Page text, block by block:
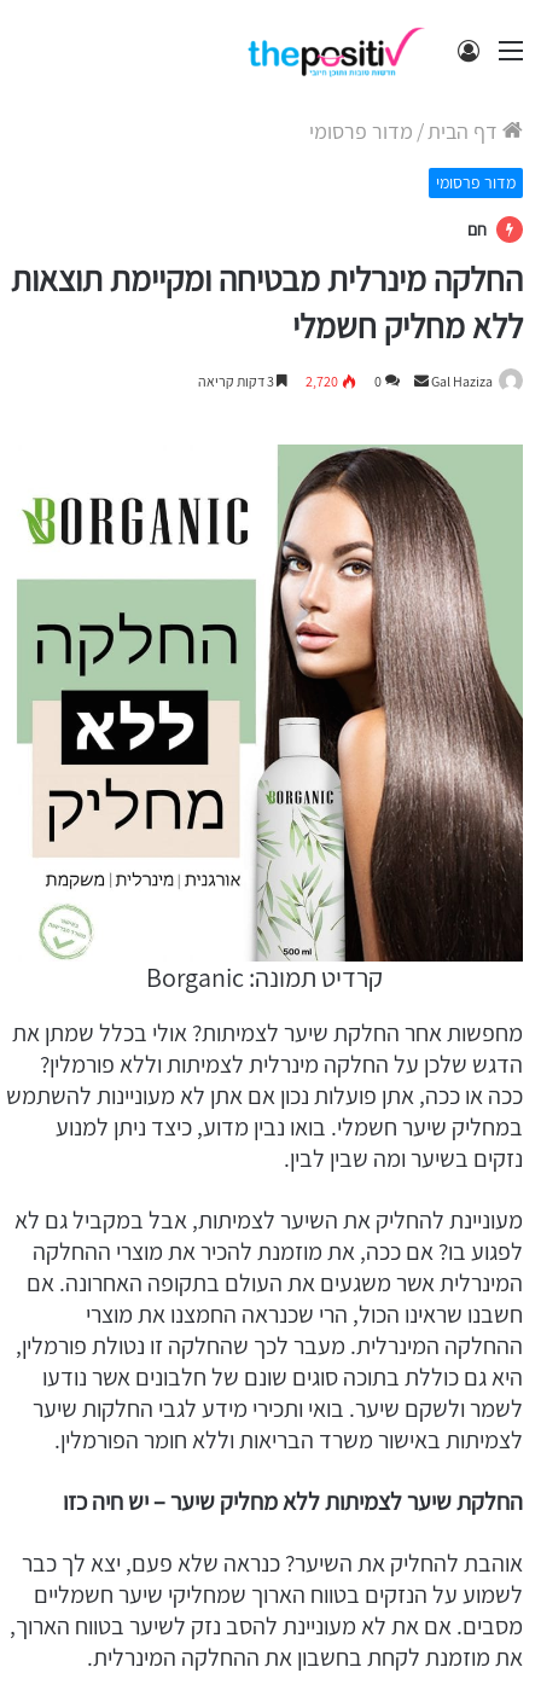
תפריט התחבר
דף הבית/ מדור פרסומי
מדור פרסומי
חם
החלקה מינרלית מבטיחה ומקיימת תוצאות
ללא מחליק חשמלי
Gal Haziza
Send
0
2,720
קרדיט תמונה: Borganic
מחפשות אחר החלקת שיער לצמיתות? אולי בכלל שמתן את
הדגש שלכן על החלקה מינרלית לצמיתות וללא פורמלין?
ככה או ככה, אתן פועלות נכון אם אתן לא מעוניינות להשתמש
במחליק שיער חשמלי. בואו נבין מדוע, כיצד ניתן למנוע
נזקים בשיער ומה שבין לבין.
מעוניינת להחליק את השיער לצמיתות, אבל במקביל גם לא
לפגוע בו? אם ככה, את מוזמנת להכיר את מוצרי ההחלקה
המינרלית אשר משגעים את העולם בתקופה האחרונה. אם
חשבנו שראינו הכול, הרי שכנראה החמצנו את מוצרי
ההחלקה המינרלית. מעבר לכך שהחלקה זו נטולת פורמלין,
היא גם כוללת בתוכה סוגים שונם של חלבונים אשר נודעו
לשמר ולשקם שיער. בואי ותכירי מידע לגבי החלקות שיער
לצמיתות באישור משרד הבריאות וללא חומר הפורמלין.
החלקת שיער לצמיתות ללא מחליק שיער – יש חיה כזו
אוהבת להחליק את השיער? כנראה שלא פעם, יצא לך כבר
לשמוע על הנזקים בטווח הארוך שמחליקי שיער חשמליים
מסבים. אם את לא מעוניינת להסב נזק לשיער בטווח הארוך,
את מוזמנת לקחת בחשבון את ההחלקה המינרלית.